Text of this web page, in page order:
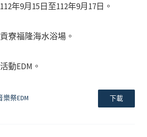
年9月15日至112年9月17日。
寮福隆海水浴場。
動EDM。
祭EDM 下載